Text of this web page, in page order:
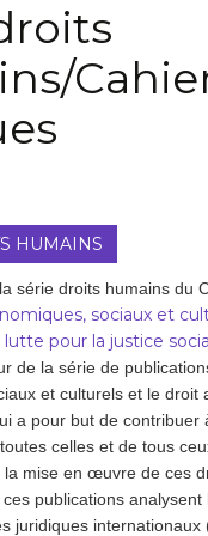
HUMAINS
série droits humains du
sociaux et
lutte pour la justice
de la série de
et culturels et le droit
a pour but de contribuer
celles et de tous
la mise en œuvre de ces
publications analysent
juridiques internationaux